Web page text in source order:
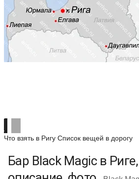
Что взять в Ригу Список вещей в дорогу
Бар Black Magic в